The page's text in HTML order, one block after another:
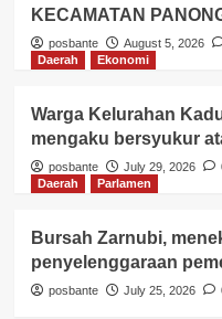
KECAMATAN
posbante August 5, 2026
Daerah
Ekonomi
Warga Kelurahan
mengaku bersyukur
posbante July 29, 2026
Daerah
Parlamen
Bursah Zarnubi,
penyelenggaraan
posbante July 25, 2026